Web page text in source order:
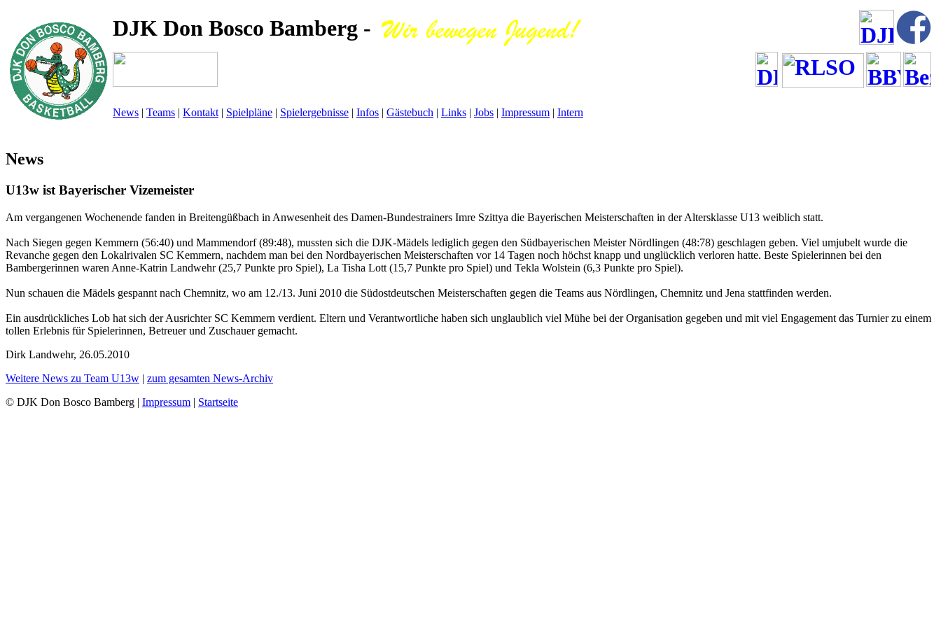
DJK Don Bosco Bamberg -
News | Teams | Kontakt | Spielpläne | Spielergebnisse | Infos | Gästebuch | Links | Jobs | Impressum | Intern
News
U13w ist Bayerischer Vizemeister
Am vergangenen Wochenende fanden in Breitengüßbach in Anwesenheit des Damen-Bundestrainers Imre Szittya die Bayerischen Meisterschaften in der Altersklasse U13 weiblich statt.
Nach Siegen gegen Kemmern (56:40) und Mammendorf (89:48), mussten sich die DJK-Mädels lediglich gegen den Südbayerischen Meister Nördlingen (48:78) geschlagen geben. Viel umjubelt wurde die
Revanche gegen den Lokalrivalen SC Kemmern, nachdem man bei den Nordbayerischen Meisterschaften vor 14 Tagen noch höchst knapp und unglücklich verloren hatte. Beste Spielerinnen bei den
Bambergerinnen waren Anne-Katrin Landwehr (25,7 Punkte pro Spiel), La Tisha Lott (15,7 Punkte pro Spiel) und Tekla Wolstein (6,3 Punkte pro Spiel).
Nun schauen die Mädels gespannt nach Chemnitz, wo am 12./13. Juni 2010 die Südostdeutschen Meisterschaften gegen die Teams aus Nördlingen, Chemnitz und Jena stattfinden werden.
Ein ausdrückliches Lob hat sich der Ausrichter SC Kemmern verdient. Eltern und Verantwortliche haben sich unglaublich viel Mühe bei der Organisation gegeben und mit viel Engagement das Turnier zu einem
tollen Erlebnis für Spielerinnen, Betreuer und Zuschauer gemacht.
Dirk Landwehr, 26.05.2010
Weitere News zu Team U13w | zum gesamten News-Archiv
© DJK Don Bosco Bamberg | Impressum | Startseite